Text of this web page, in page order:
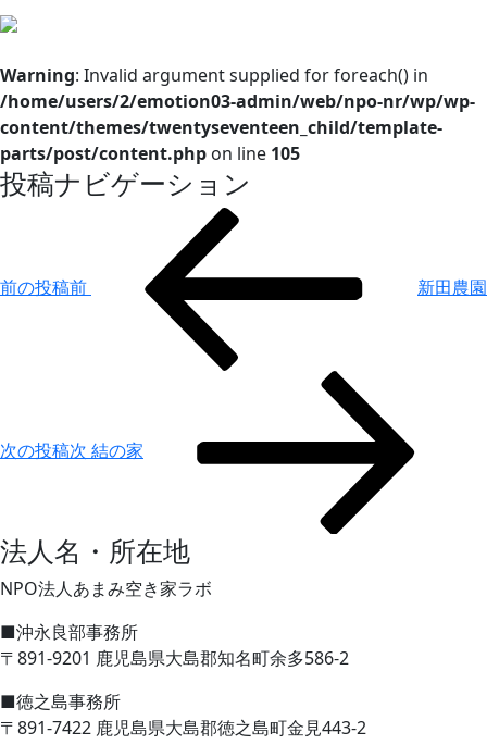
Warning: Invalid argument supplied for foreach() in
/home/users/2/emotion03-admin/web/npo-nr/wp/wp-
content/themes/twentyseventeen_child/template-
parts/post/content.php on line 105
投稿ナビゲーション
前の投稿前 新田農園
次の投稿次 結の家
法人名・所在地
NPO法人あまみ空き家ラボ
■沖永良部事務所
〒891-9201 鹿児島県大島郡知名町余多586-2
■徳之島事務所
〒891-7422 鹿児島県大島郡徳之島町金見443-2